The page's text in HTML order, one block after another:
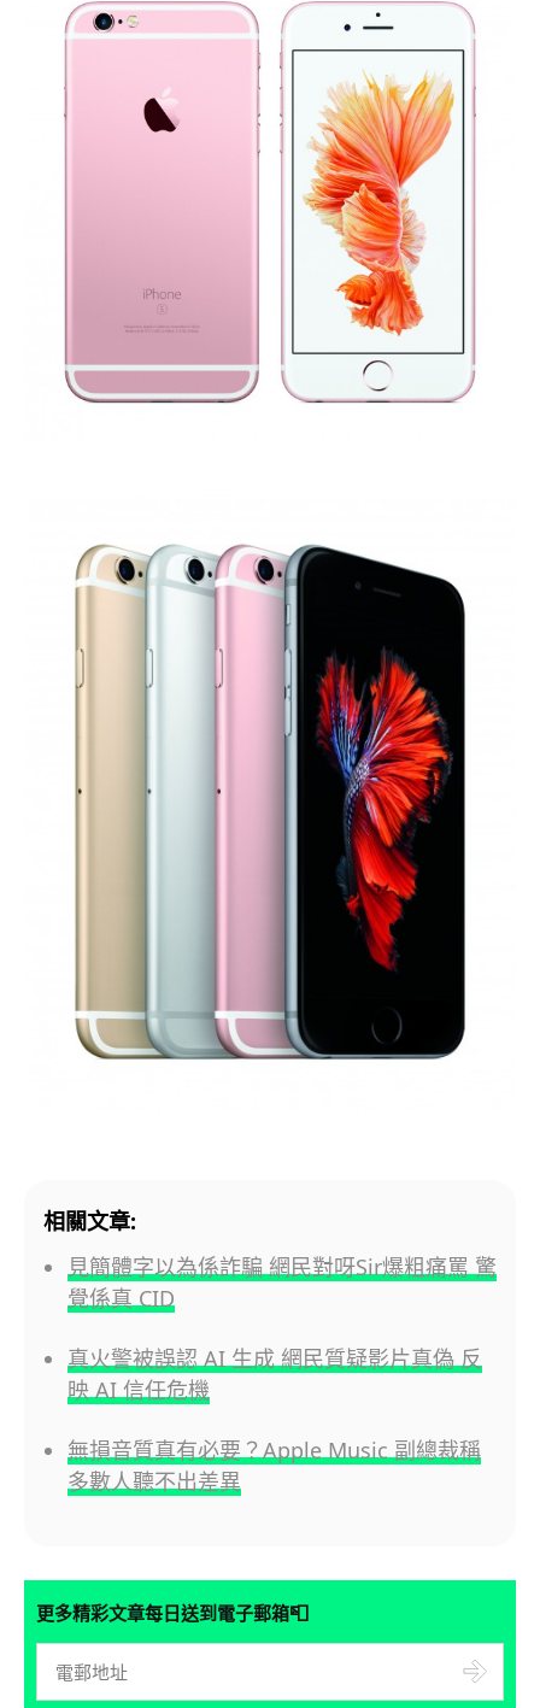
相關文章:
見簡體字以為係詐騙 網民對呀Sir爆粗痛罵 驚
覺係真 CID
真火警被誤認 AI 生成 網民質疑影片真偽 反
映 AI 信任危機
無損音質真有必要？Apple Music 副總裁稱
多數人聽不出差異
更多精彩文章每日送到電子郵箱📮